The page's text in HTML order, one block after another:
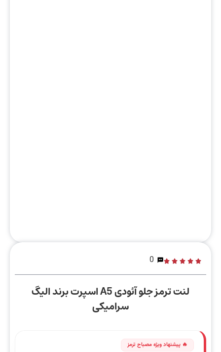
0
لنت ترمز جلو آئودی A5 اسپرت برند الیگ
سرامیکی